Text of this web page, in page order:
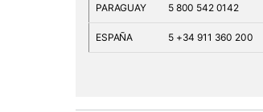
PARAGUAY 5 800 542 0142
ESPAÑA 5 +34 911 360 200